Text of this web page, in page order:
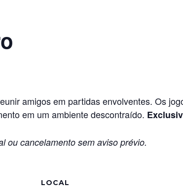
amigos em partidas envolventes. Os
em um ambiente descontraído.
ou cancelamento sem aviso prévio.
LOCAL